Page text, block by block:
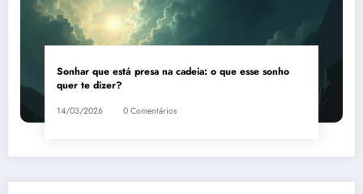
Sonhar que está presa na cadeia: o que esse sonho
quer te dizer?
14/03/2026 0 Comentários